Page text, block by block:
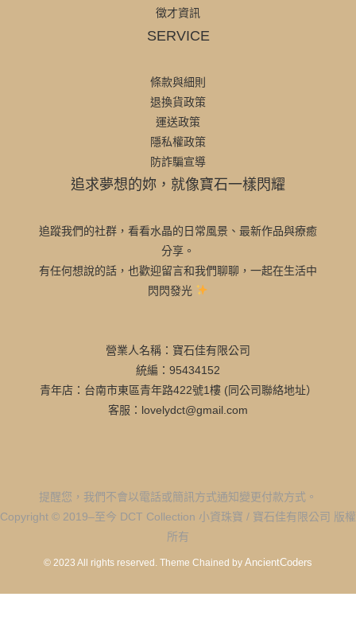
徵才資訊
SERVICE
條款與細則
退換貨政策
運送政策
隱私權政策
防詐騙宣導
追求夢想的妳，就像寶石一樣閃耀
追蹤我們的社群，看看水晶的日常風景、最新作品與療癒
分享。
有任何想說的話，也歡迎留言和我們聊聊，一起在生活中
閃閃發光
營業人名稱：寶石佳有限公司
統編：95434152
青年店：台南市東區青年路422號1樓 (同公司聯絡地址）
客服：lovelydct@gmail.com
提醒您，我們不會以電話或簡訊方式通知變更付款方式。
Copyright © 2019–至今 DCT Collection 小資珠寶 / 寶石佳有限公司 版權
所有
© 2023 All rights reserved. Theme Chained by AncientCoders